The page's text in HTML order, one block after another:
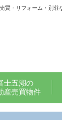
・リフォーム・別
士五湖の
産売買物件